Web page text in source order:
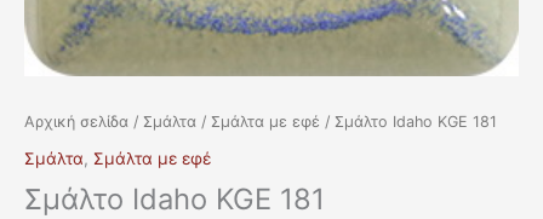
Αρχική σελίδα / Σμάλτα / Σμάλτα με εφέ / Σμάλτο Idaho KGE 181
Σμάλτα, Σμάλτα με εφέ
Σμάλτο Idaho KGE 181